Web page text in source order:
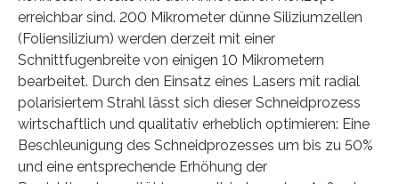
erreichbar sind. 200 Mikrometer dünne Siliziumzellen
(Foliensilizium) werden derzeit mit einer
Schnittfugenbreite von einigen 10 Mikrometern
bearbeitet. Durch den Einsatz eines Lasers mit radial
polarisiertem Strahl lässt sich dieser Schneidprozess
wirtschaftlich und qualitativ erheblich optimieren: Eine
Beschleunigung des Schneidprozesses um bis zu 50%
und eine entsprechende Erhöhung der